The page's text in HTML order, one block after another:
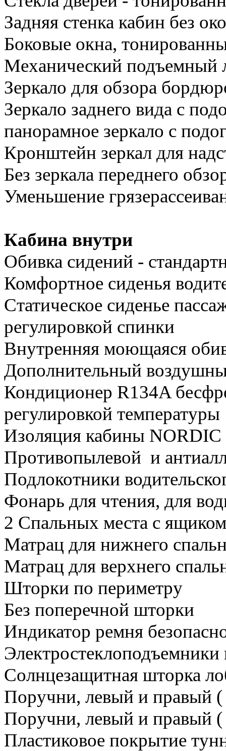
Задняя стенка кабин без
Боковые окна,
Механический подъемный
Зеркало для обзора
Зеркало заднего вида с
панорамное зеркало с
Кронштейн зеркал для
Без зеркала переднего
Уменьшение
Кабина внутри
Обивка сидений -
Комфортное сиденья
Статическое сиденье
регулировкой спинки
Внутренняя моющаяся
Дополнительный
Кондиционер R134A
регулировкой температуры
Изоляция кабины
Противопылевой и
Подлокотники
Фонарь для чтения, для
2 Спальных места с
Матрац для нижнего
Матрац для верхнего
Шторки по периметру
Без поперечной шторки
Индикатор ремня
Электростеклоподъемники
Солнцезащитная шторка
Поручни, левый и правый
Поручни, левый и правый
Пластиковое покрытие